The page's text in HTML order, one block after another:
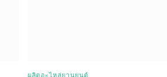
ผลิตอะไหล่ยานยนต์